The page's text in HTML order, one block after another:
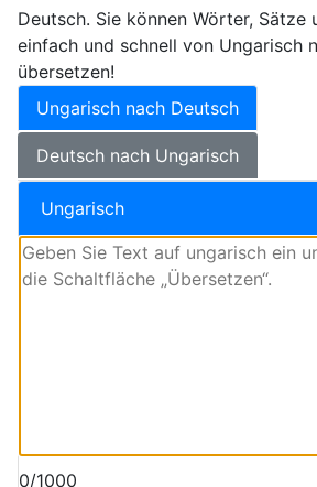
Deutsch. Sie können Wörter, Sätze
einfach und schnell von Ungarisch
übersetzen!
Ungarisch nach Deutsch
Deutsch nach Ungarisch
Ungarisch
0/1000